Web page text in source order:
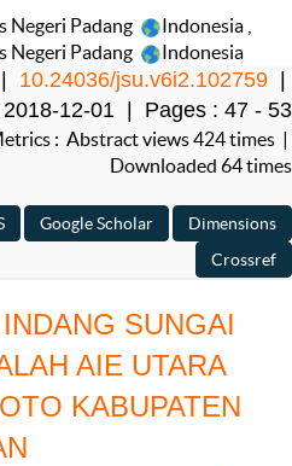
Negeri Padang Indonesia
Negeri Padang Indonesia
10.24036/jsu.v6i2.102759
2018-12-01 | Pages : 47 - 53
: Abstract views 424 times |
Downloaded 64 times
SUNGAI
AIE UTARA
KABUPATEN